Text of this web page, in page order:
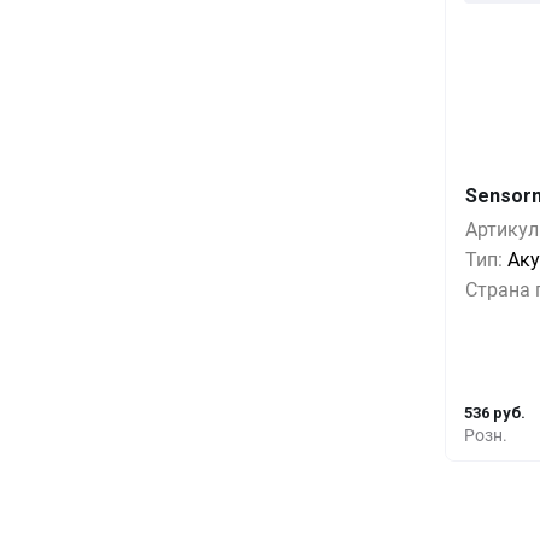
Тип:
Страна
Розн.
536 руб.
1+
5+